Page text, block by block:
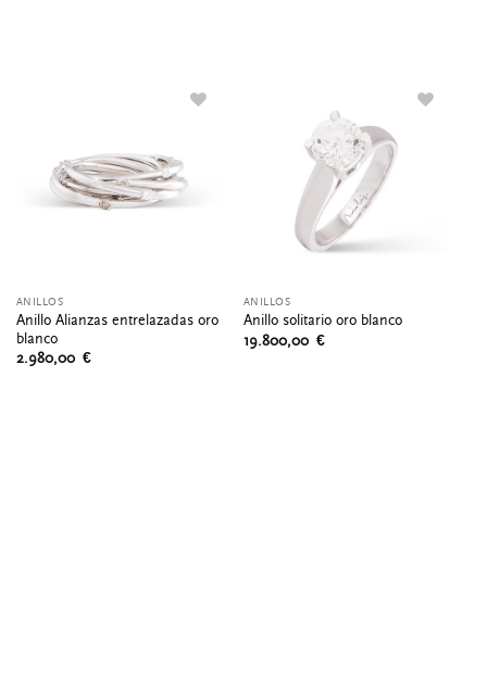
ANILLOS
Anillo Alianzas entrelazadas oro
blanco
2.980,00 €
ANILLOS
Anillo solitario oro blanco
19.800,00 €